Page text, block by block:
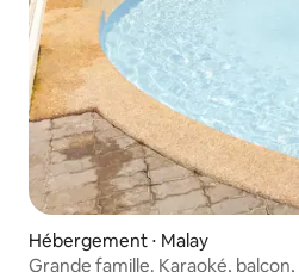
Hébergement ⋅ Malay
Grande famille. Karaoké, balcon,